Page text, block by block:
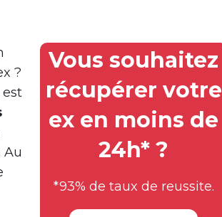
?
Au
Vous souhaitez
récupérer votre
ex en moins de
24h* ?
*93% de taux de reussite.